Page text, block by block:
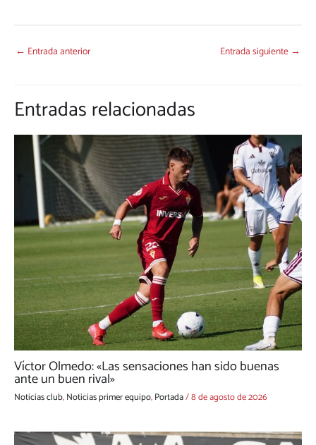
← Entrada anterior Entrada siguiente →
Entradas relacionadas
Víctor Olmedo: «Las sensaciones han sido buenas
ante un buen rival»
Noticias club,Noticias primer equipo,Portada/8 de agosto de 2026